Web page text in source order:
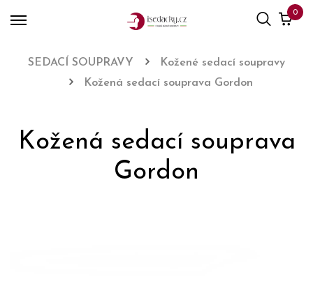
0
SEDACÍ SOUPRAVY
Kožené sedací soupravy
Kožená sedací souprava Gordon
Kožená sedací souprava
Gordon